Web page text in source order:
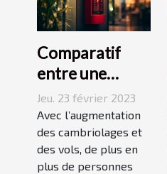
Comparatif
entre une
agence sécurité
et un système
d’alarme
Jeu. 23 février 2023
Avec l’augmentation
des cambriolages et
des vols, de plus en
plus de personnes